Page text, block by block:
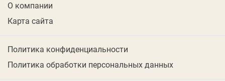
О компании
Карта сайта
Политика конфиденциальности
Политика обработки персональных данных